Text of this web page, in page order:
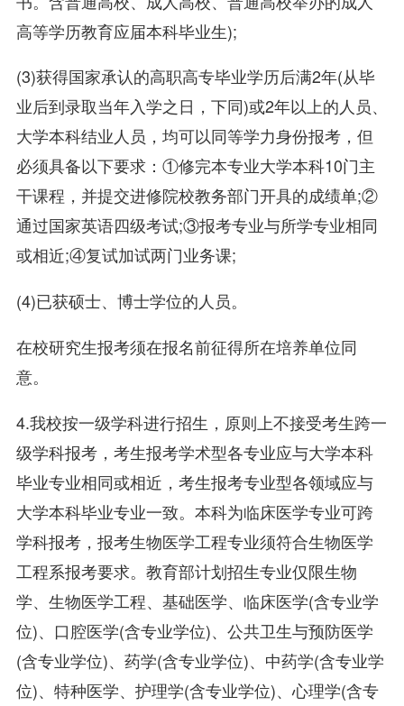
高等学历教育应届本科毕业生);
(3)获得国家承认的高职高专毕业学历后满2年(从毕
业后到录取当年入学之日，下同)或2年以上的人员、
大学本科结业人员，均可以同等学力身份报考，但
必须具备以下要求：①修完本专业大学本科10门主
干课程，并提交进修院校教务部门开具的成绩单;②
通过国家英语四级考试;③报考专业与所学专业相同
或相近;④复试加试两门业务课;
(4)已获硕士、博士学位的人员。
在校研究生报考须在报名前征得所在培养单位同
意。
4.我校按一级学科进行招生，原则上不接受考生跨一
级学科报考，考生报考学术型各专业应与大学本科
毕业专业相同或相近，考生报考专业型各领域应与
大学本科毕业专业一致。本科为临床医学专业可跨
学科报考，报考生物医学工程专业须符合生物医学
工程系报考要求。教育部计划招生专业仅限生物
学、生物医学工程、基础医学、临床医学(含专业学
位)、口腔医学(含专业学位)、公共卫生与预防医学
(含专业学位)、药学(含专业学位)、中药学(含专业学
位)、特种医学、护理学(含专业学位)、心理学(含专